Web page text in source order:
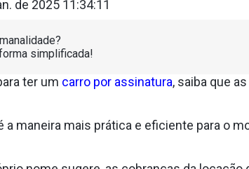
de 2025 11:34:11
simplificada!
ter um carro por assinatura, saiba que
a maneira mais prática e eficiente para o